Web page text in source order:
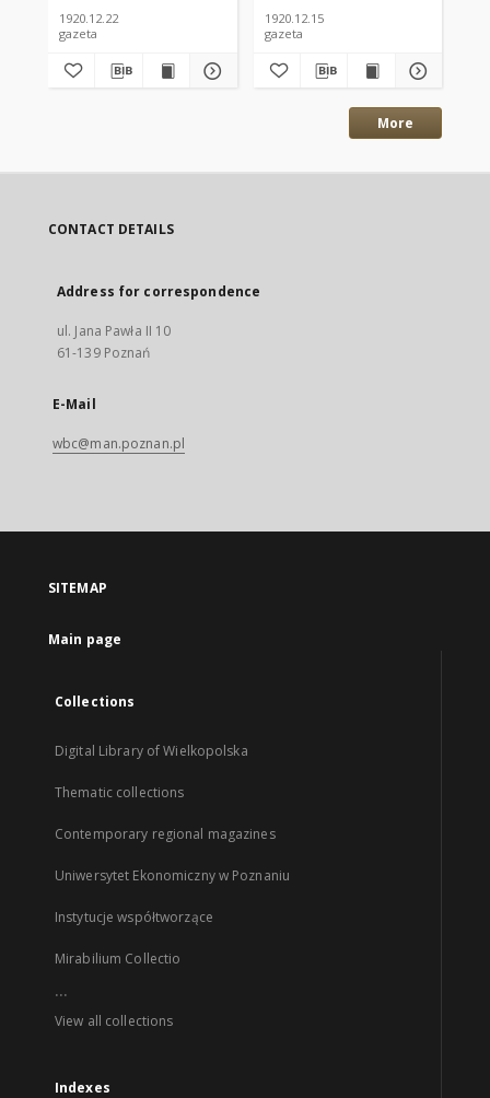
1920.12.22
gazeta
1920.12.15
gazeta
More
CONTACT DETAILS
Address for correspondence
ul. Jana Pawła II 10
61-139 Poznań
E-Mail
wbc@man.poznan.pl
SITEMAP
Main page
Collections
Digital Library of Wielkopolska
Thematic collections
Contemporary regional magazines
Uniwersytet Ekonomiczny w Poznaniu
Instytucje współtworzące
Mirabilium Collectio
...
View all collections
Indexes